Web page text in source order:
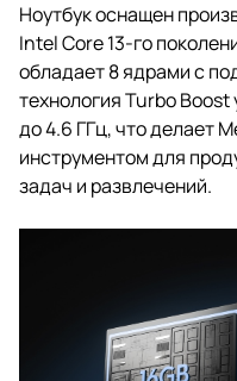
Ноутбук оснащен
Intel Core 13-го
обладает 8 ядрами с
технология Turbo
до 4.6 ГГц, что делает
инструментом для
задач и развлечений.